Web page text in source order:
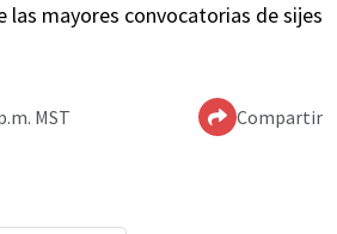
las mayores convocatorias de sijes
MST Compartir